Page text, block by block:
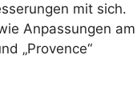
mit sich.
Anpassungen am
„Provence“